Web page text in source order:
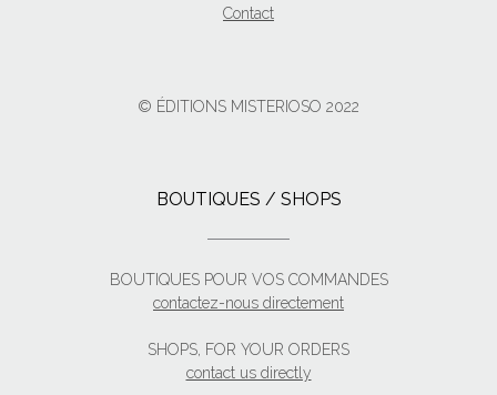
Contact
© ÉDITIONS MISTERIOSO 2022
BOUTIQUES / SHOPS
BOUTIQUES POUR VOS COMMANDES
contactez-nous directement
SHOPS, FOR YOUR ORDERS
contact us directly